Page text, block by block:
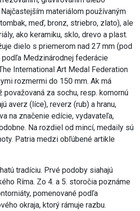
materiálom používaným
meď, bronz, striebro, zlato), ale
ako keramiku, sklo, drevo a plast.
dielo s priemerom nad 27 mm (pod
podľa Medzinárodnej federácie
International Art Medal Federation
rozmermi do 150 mm. Ak má
považovaná za sochu, resp. komornú
averz (líce), reverz (rub) a hranu,
na značenie edície, vydavateľa,
Na rozdiel od mincí, medaily sú
Patria medzi obľúbené artikle
tradíciu. Prvé podoby siahajú
Ríma. Zo 4. a 5. storočia poznáme
pomenované podľa
okraja, ktorý rámuje razbu.